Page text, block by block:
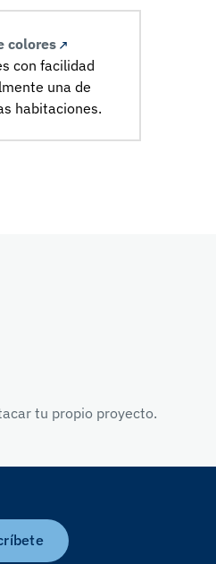
colores
con facilidad
una de
habitaciones.
tu propio proyecto.